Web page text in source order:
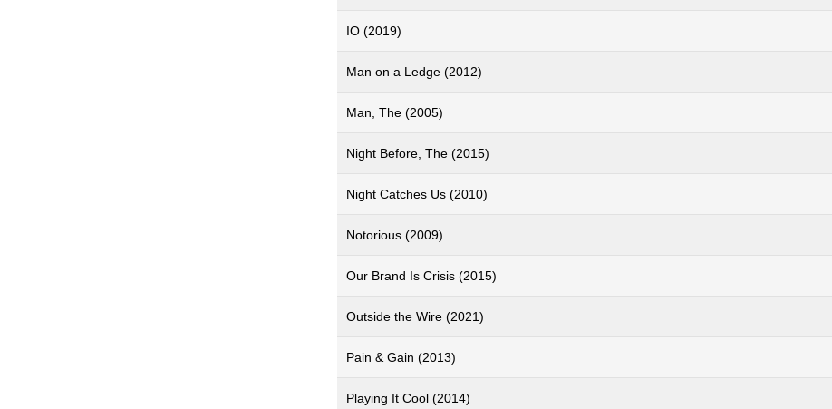
IO (2019)
Man on a Ledge (2012)
Man, The (2005)
Night Before, The (2015)
Night Catches Us (2010)
Notorious (2009)
Our Brand Is Crisis (2015)
Outside the Wire (2021)
Pain & Gain (2013)
Playing It Cool (2014)